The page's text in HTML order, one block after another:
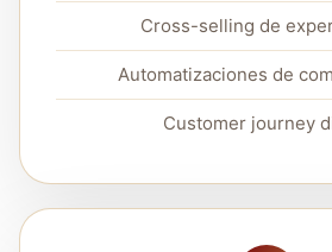
Cross-selling de
Automatizaciones de
Customer journey